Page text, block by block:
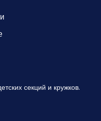
секций и кружков.